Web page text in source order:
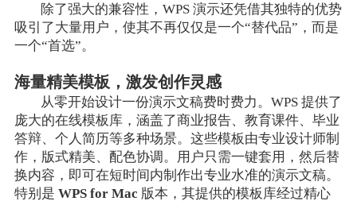
除了强大的兼容性，WPS 演示还凭借其独特的优势
吸引了大量用户，使其不再仅仅是一个“替代品”，而是
一个“首选”。
海量精美模板，激发创作灵感
从零开始设计一份演示文稿费时费力。WPS 提供了
庞大的在线模板库，涵盖了商业报告、教育课件、毕业
答辩、个人简历等多种场景。这些模板由专业设计师制
作，版式精美、配色协调。用户只需一键套用，然后替
换内容，即可在短时间内制作出专业水准的演示文稿。
特别是 WPS for Mac 版本，其提供的模板库经过精心